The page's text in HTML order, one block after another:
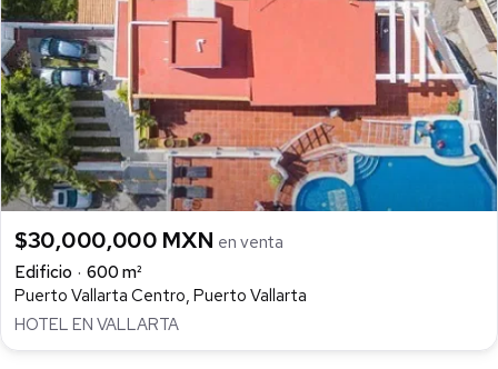
$30,000,000 MXN en venta
Edificio
600 m²
Puerto Vallarta Centro, Puerto Vallarta
HOTEL EN VALLARTA